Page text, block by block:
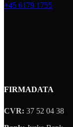
+45 6179 1755
FIRMADATA
CVR: 37 52 04 38